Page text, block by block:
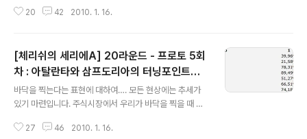
때문에 (제노아 32점, 로마 30점) 많은 득점을 기대하는
되었는데, 상황에 따라 경기결과가 달라질 수 있으며, 개인
적으로는 승무패 확률이 각각 1/3 씩으로 판단됩니다. 스포
츠배팅에서는 패스하거나 배당가치를 고려하는 것이 현명
할 것 같습니다. 두 팀 모두 컵대회에서 풀스쿼드로 임한 것
락했고 로마는 상대팀이 취약한 팀이라서 쉽게 다음 라운
20 42 2010. 1. 16.
[체리쉬의 세리에A] 20라운드 - 프로토 5회
차 : 아탈란타와 삼프도리아의 터닝포인트가
가능한 이유
바닥을 찍는다는 표현에 대하여…. 모든 현상에는 추세가
있기 마련입니다. 주식시장에서 우리가 바닥을 찍을 때 매
학창시절에 배우는 ‘함수’ 에서도 최소값과 최대값이 존재
27 46 2010. 1. 16.